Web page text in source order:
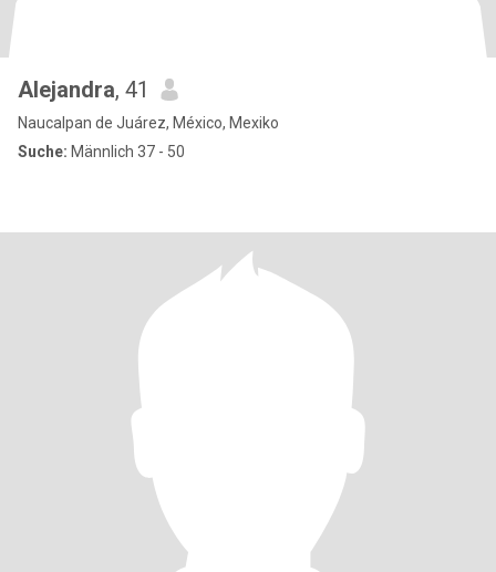
Alejandra, 41
Naucalpan de Juárez, México, Mexiko
Suche: Männlich 37 - 50